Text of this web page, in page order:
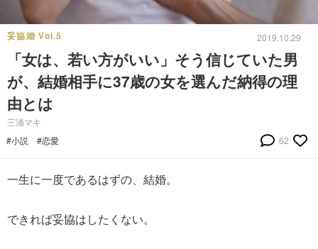
妥協婚 Vol.5 2019.10.29
「女は、若い方がいい」そう信じていた男
が、結婚相手に37歳の女を選んだ納得の理
由とは
三浦マキ
#小説
#恋愛 62
一生に一度であるはずの、結婚。
できれば妥協はしたくない。